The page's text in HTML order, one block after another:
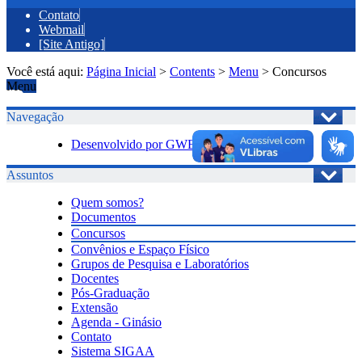
Contato
Webmail
[Site Antigo]
Você está aqui: Página Inicial > Contents > Menu > Concursos
Menu
Navegação
Desenvolvido por GWEB
Assuntos
Quem somos?
Documentos
Concursos
Convênios e Espaço Físico
Grupos de Pesquisa e Laboratórios
Docentes
Pós-Graduação
Extensão
Agenda - Ginásio
Contato
Sistema SIGAA